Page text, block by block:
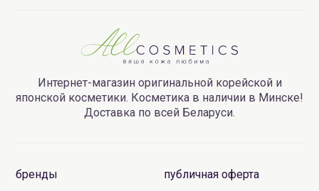
Интернет-магазин оригинальной корейской и
японской косметики. Косметика в наличии в Минске!
Доставка по всей Беларуси.
бренды
публичная оферта